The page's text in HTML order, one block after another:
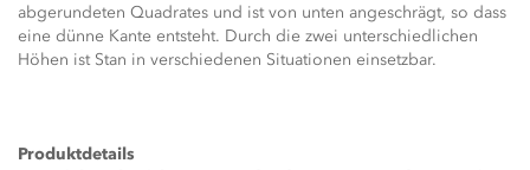
abgerundeten Quadrates und ist von unten angeschrägt, so dass
eine dünne Kante entsteht. Durch die zwei unterschiedlichen
Höhen ist Stan in verschiedenen Situationen einsetzbar.
Produktdetails